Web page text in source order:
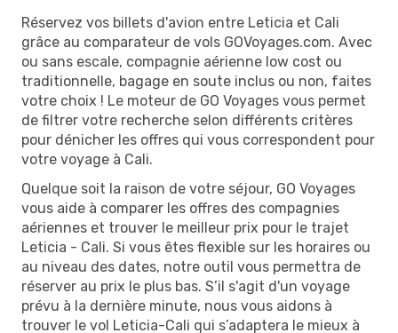
Réservez vos billets d'avion entre Leticia et Cali
grâce au comparateur de vols GOVoyages.com. Avec
ou sans escale, compagnie aérienne low cost ou
traditionnelle, bagage en soute inclus ou non, faites
votre choix ! Le moteur de GO Voyages vous permet
de filtrer votre recherche selon différents critères
pour dénicher les offres qui vous correspondent pour
votre voyage à Cali.
Quelque soit la raison de votre séjour, GO Voyages
vous aide à comparer les offres des compagnies
aériennes et trouver le meilleur prix pour le trajet
Leticia - Cali. Si vous êtes flexible sur les horaires ou
au niveau des dates, notre outil vous permettra de
réserver au prix le plus bas. S’il s'agit d'un voyage
prévu à la dernière minute, nous vous aidons à
trouver le vol Leticia-Cali qui s’adaptera le mieux à